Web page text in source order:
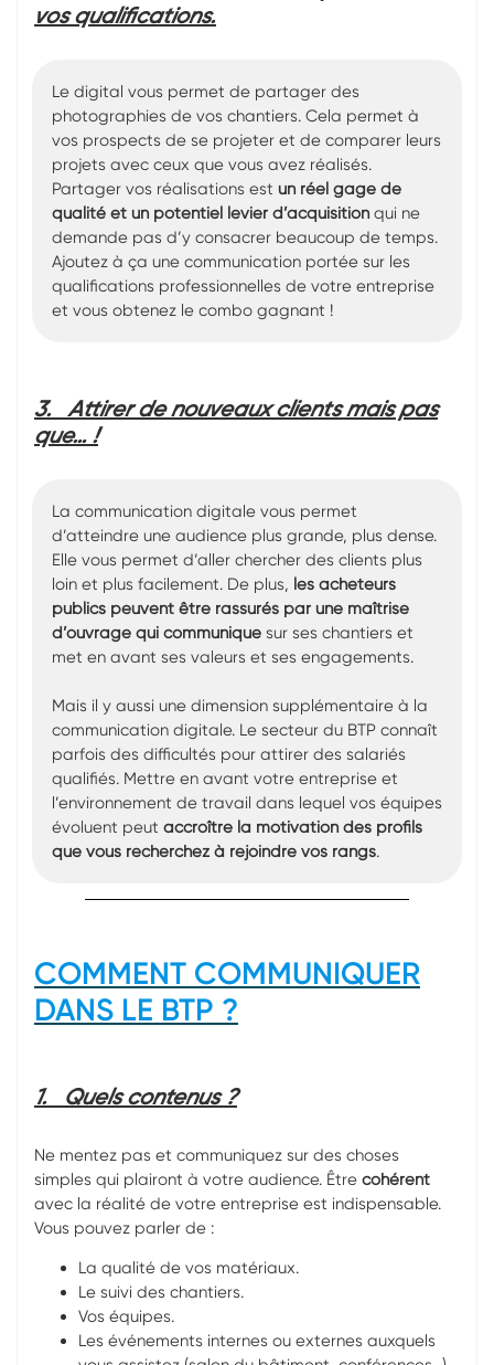
vos qualifications.
Le digital vous permet de partager des
photographies de vos chantiers. Cela permet à
vos prospects de se projeter et de comparer leurs
projets avec ceux que vous avez réalisés.
Partager vos réalisations est un réel gage de
qualité et un potentiel levier d’acquisition qui ne
demande pas d’y consacrer beaucoup de temps.
Ajoutez à ça une communication portée sur les
qualifications professionnelles de votre entreprise
et vous obtenez le combo gagnant !
3.
Attirer de nouveaux clients mais pas
que… !
La communication digitale vous permet
d’atteindre une audience plus grande, plus dense.
Elle vous permet d’aller chercher des clients plus
loin et plus facilement. De plus, les acheteurs
publics peuvent être rassurés par une maîtrise
d’ouvrage qui communique sur ses chantiers et
met en avant ses valeurs et ses engagements.
Mais il y aussi une dimension supplémentaire à la
communication digitale. Le secteur du BTP connaît
parfois des difficultés pour attirer des salariés
qualifiés. Mettre en avant votre entreprise et
l’environnement de travail dans lequel vos équipes
évoluent peut accroître la motivation des profils
que vous recherchez à rejoindre vos rangs.
COMMENT COMMUNIQUER
DANS LE BTP ?
1. Quels contenus ?
Ne mentez pas et communiquez sur des choses
simples qui plairont à votre audience. Être cohérent
avec la réalité de votre entreprise est indispensable.
Vous pouvez parler de :
La qualité de vos matériaux.
Le suivi des chantiers.
Vos équipes.
Les événements internes ou externes auxquels